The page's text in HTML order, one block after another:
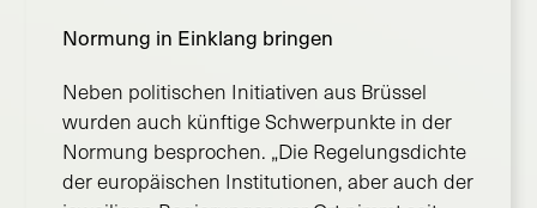
Normung in Einklang bringen
Neben politischen Initiativen aus Brüssel
wurden auch künftige Schwerpunkte in der
Normung besprochen. „Die Regelungsdichte
der europäischen Institutionen, aber auch der